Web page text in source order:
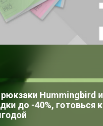
Hummingbird и
до -40%, готовься к